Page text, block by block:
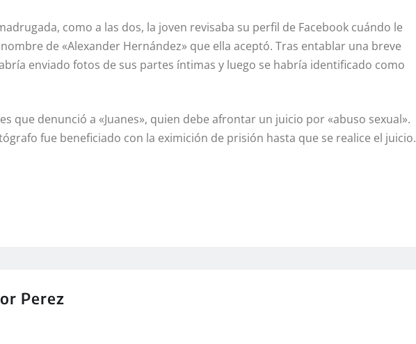
como a las dos, la joven revisaba su perfil de Facebook cuándo le
de «Alexander Hernández» que ella aceptó. Tras entablar una breve
enviado fotos de sus partes íntimas y luego se habría identificado como
que denunció a «Juanes», quien debe afrontar un juicio por «abuso sexual».
fue beneficiado con la eximición de prisión hasta que se realice el juicio.
Perez